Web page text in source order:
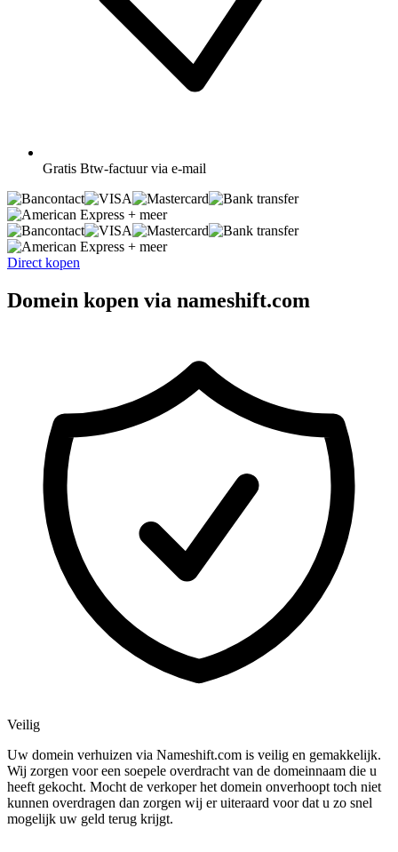
Gratis Btw-factuur via e-mail
+ meer
+ meer
Direct kopen
Domein kopen via nameshift.com
Veilig
Uw domein verhuizen via Nameshift.com is veilig en gemakkelijk.
Wij zorgen voor een soepele overdracht van de domeinnaam die u
heeft gekocht. Mocht de verkoper het domein onverhoopt toch niet
kunnen overdragen dan zorgen wij er uiteraard voor dat u zo snel
mogelijk uw geld terug krijgt.